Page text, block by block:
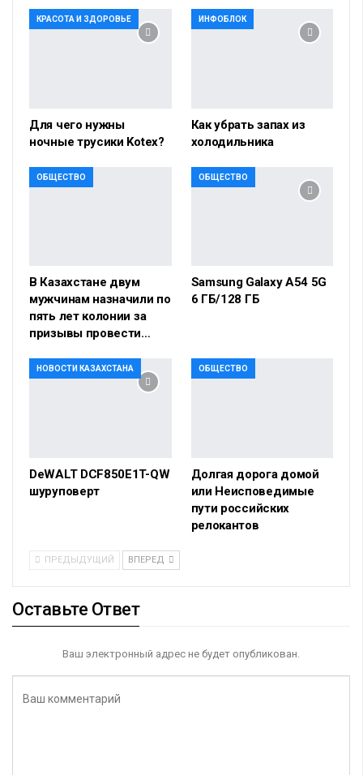
КРАСОТА И ЗДОРОВЬЕ
Для чего нужны
ночные трусики Kotex?
ИНФОБЛОК
Как убрать запах из
холодильника
ОБЩЕСТВО
В Казахстане двум
мужчинам назначили по
пять лет колонии за
призывы провести…
ОБЩЕСТВО
Samsung Galaxy A54 5G
6 ГБ/128 ГБ
НОВОСТИ КАЗАХСТАНА
DeWALT DCF850E1T-QW
шуруповерт
ОБЩЕСТВО
Долгая дорога домой
или Неисповедимые
пути российских
релокантов
ПРЕДЫДУЩИЙ ВПЕРЕД
Оставьте Ответ
Ваш электронный адрес не будет опубликован.